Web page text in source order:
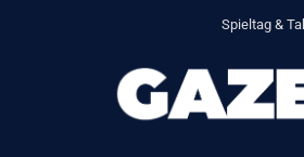
Spieltag &